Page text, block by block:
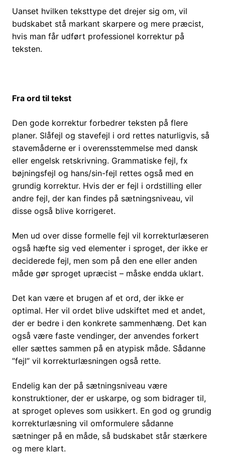
Uanset hvilken teksttype det drejer sig om, vil
budskabet stå markant skarpere og mere præcist,
hvis man får udført professionel korrektur på
teksten.
Fra ord til tekst
Den gode korrektur forbedrer teksten på flere
planer. Slåfejl og stavefejl i ord rettes naturligvis, så
stavemåderne er i overensstemmelse med dansk
eller engelsk retskrivning. Grammatiske fejl, fx
bøjningsfejl og hans/sin-fejl rettes også med en
grundig korrektur. Hvis der er fejl i ordstilling eller
andre fejl, der kan findes på sætningsniveau, vil
disse også blive korrigeret.
Men ud over disse formelle fejl vil korrekturlæseren
også hæfte sig ved elementer i sproget, der ikke er
deciderede fejl, men som på den ene eller anden
måde gør sproget upræcist – måske endda uklart.
Det kan være et brugen af et ord, der ikke er
optimal. Her vil ordet blive udskiftet med et andet,
der er bedre i den konkrete sammenhæng. Det kan
også være faste vendinger, der anvendes forkert
eller sættes sammen på en atypisk måde. Sådanne
”fejl” vil korrekturlæsningen også rette.
Endelig kan der på sætningsniveau være
konstruktioner, der er uskarpe, og som bidrager til,
at sproget opleves som usikkert. En god og grundig
korrekturlæsning vil omformulere sådanne
sætninger på en måde, så budskabet står stærkere
og mere klart.